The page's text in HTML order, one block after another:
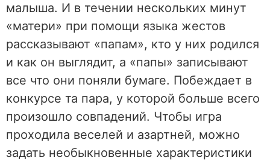
малыша. И в течении нескольких минут
«матери» при помощи языка жестов
рассказывают «папам», кто у них родился
и как он выглядит, а «папы» записывают
все что они поняли бумаге. Побеждает в
конкурсе та пара, у которой больше всего
произошло совпадений. Чтобы игра
проходила веселей и азартней, можно
задать необыкновенные характеристики